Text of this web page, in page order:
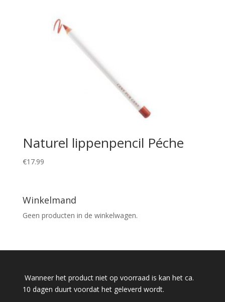
Naturel lippenpencil Péche
€17.99
Winkelmand
Geen producten in de winkelwagen.
Wanneer het product niet op voorraad is kan het ca.
10 dagen duurt voordat het geleverd wordt.